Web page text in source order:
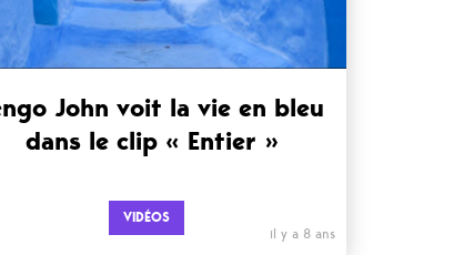
John voit la vie en bleu
dans le clip « Entier »
VIDÉOS
il y a 8 ans